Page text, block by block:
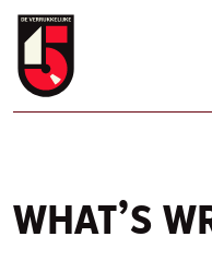
Overslaan
naar
what’s